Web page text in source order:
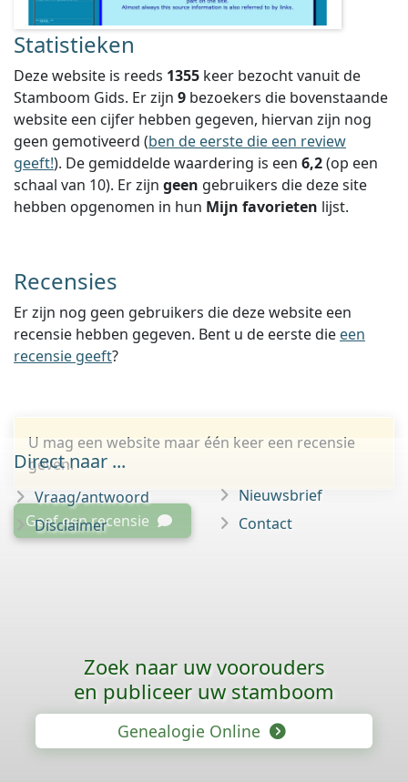
Statistieken
Deze website is reeds 1355 keer bezocht vanuit de
Stamboom Gids. Er zijn 9 bezoekers die bovenstaande
website een cijfer hebben gegeven, hiervan zijn nog
geen gemotiveerd (ben de eerste die een review
geeft!). De gemiddelde waardering is een 6,2(op een
schaal van 10). Er zijn geen gebruikers die deze site
hebben opgenomen in hun Mijn favorieten lijst.
Recensies
Er zijn nog geen gebruikers die deze website een
recensie hebben gegeven. Bent u de eerste die een
recensie geeft?
U mag een website maar één keer een recensie
geven.
Geef een recensie
Direct naar ...
Vraag/antwoord
Disclaimer
Nieuwsbrief
Contact
Zoek naar uw voorouders
en publiceer uw stamboom
Genealogie Online